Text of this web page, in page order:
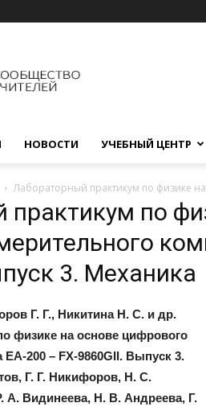
НОВОСТИ УЧЕБНЫЙ ЦЕНТР
Лабораторный практикум по физике
по
3. Механика
Г. Г., Никитина Н. С. и др.
физике на основе цифрового
ЕА-200 – FХ-9860GII. Выпуск 3.
Г. Г. Никифоров, Н. С.
А. Видинеева, Н. В. Андреева, Г.